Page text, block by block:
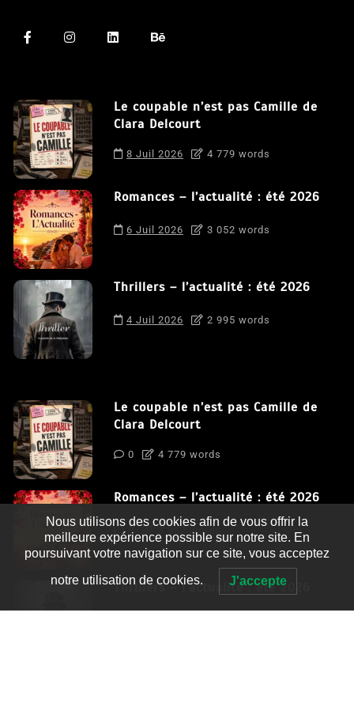
Le coupable n’est pas Camille de
Clara Delcourt
8 Juil 2026 4 779 words
Romances – l’actualité : été 2026
6 Juil 2026 3 052 words
Thrillers – l’actualité : été 2026
4 Juil 2026 2 995 words
Le coupable n’est pas Camille de
Clara Delcourt
0 4 779 words
Romances – l’actualité : été 2026
0 3 052 words
Thrillers – l’actualité : été 2026
Nous utilisons des cookies afin de vous offrir la
meilleure expérience possible sur notre site. En
poursuivant votre navigation sur ce site, vous acceptez
notre utilisation de cookies. J'accepte